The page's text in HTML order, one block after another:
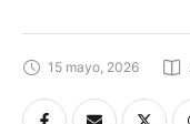
15 mayo, 2026